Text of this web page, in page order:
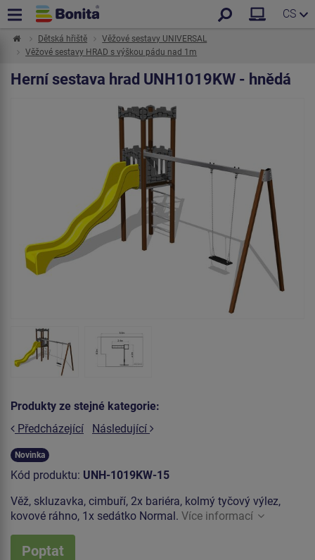
CS
Dětská hřiště
Věžové sestavy UNIVERSAL
Věžové sestavy HRAD s výškou pádu nad 1m
Herní sestava hrad UNH1019KW - hnědá
Produkty ze stejné kategorie:
Předcházející
Následující
Novinka
Kód produktu: UNH-1019KW-15
Věž, skluzavka, cimbuří, 2x bariéra, kolmý tyčový výlez,
kovové ráhno, 1x sedátko Normal. Více informací
Poptat